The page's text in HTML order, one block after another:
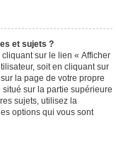
et sujets ?
sur le lien « Afficher
soit en cliquant sur
la page de votre propre
sur la partie supérieure
sujets, utilisez la
options qui vous sont